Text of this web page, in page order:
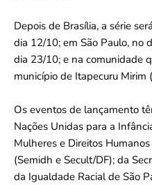
Depois de Brasília, a série
dia 12/10; em São Paulo, no
dia 23/10; e na comunidade
município de Itapecuru Mirim
Os eventos de lançamento
Nações Unidas para a
Mulheres e Direitos
(Semidh e Secult/DF); da
da Igualdade Racial de São